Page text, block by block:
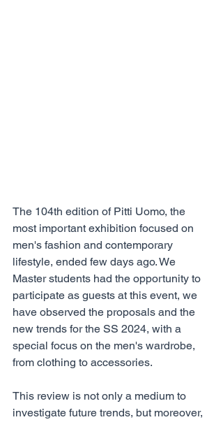
The 104th edition of Pitti Uomo, the
most important exhibition focused on
men's fashion and contemporary
lifestyle, ended few days ago. We
Master students had the opportunity to
participate as guests at this event, we
have observed the proposals and the
new trends for the SS 2024, with a
special focus on the men's wardrobe,
from clothing to accessories.
This review is not only a medium to
investigate future trends, but moreover,